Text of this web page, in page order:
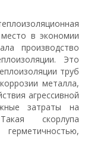
в экономии
производство
Это
труб
металла,
агрессивной
затраты на
скорлупа